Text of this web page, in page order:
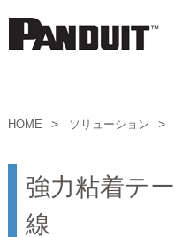
HOME ソリューション
強力粘着テ
線